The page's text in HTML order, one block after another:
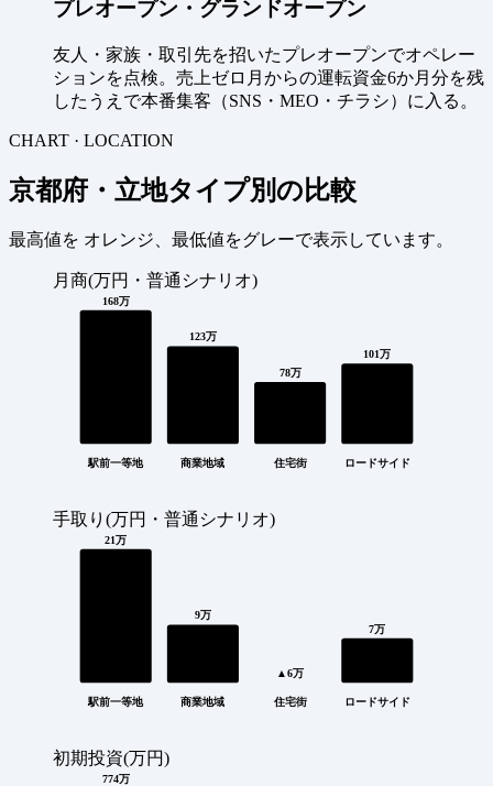
プレオープン・グランドオープン
友人・家族・取引先を招いたプレオープンでオペレー
ションを点検。売上ゼロ月からの運転資金6か月分を残
したうえで本番集客（SNS・MEO・チラシ）に入る。
CHART · LOCATION
京都府・立地タイプ別の比較
最高値を オレンジ、最低値をグレーで表示しています。
月商(万円・普通シナリオ)
168万
駅前一等地
123万
商業地域
78万
住宅街
101万
ロードサイド
手取り(万円・普通シナリオ)
21万
駅前一等地
9万
商業地域
▲6万
住宅街
7万
ロードサイド
初期投資(万円)
774万